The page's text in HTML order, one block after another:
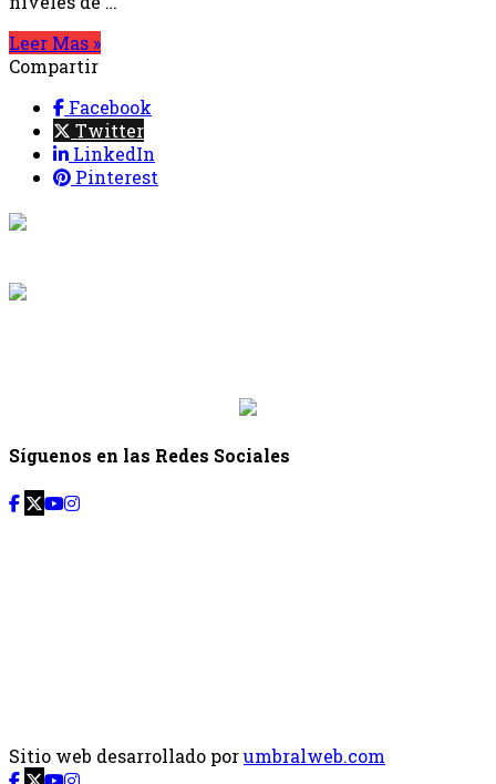
Leer Mas »
Compartir
Facebook
Twitter
LinkedIn
Pinterest
Síguenos en las Redes Sociales
Sitio web desarrollado porumbralweb.com